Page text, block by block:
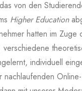
von den
Higher Education
hatten im Zuge
verschiedene
individuell
nachlaufenden